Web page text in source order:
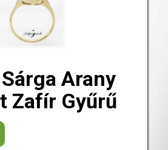
Arany
Zafír Gyűrű